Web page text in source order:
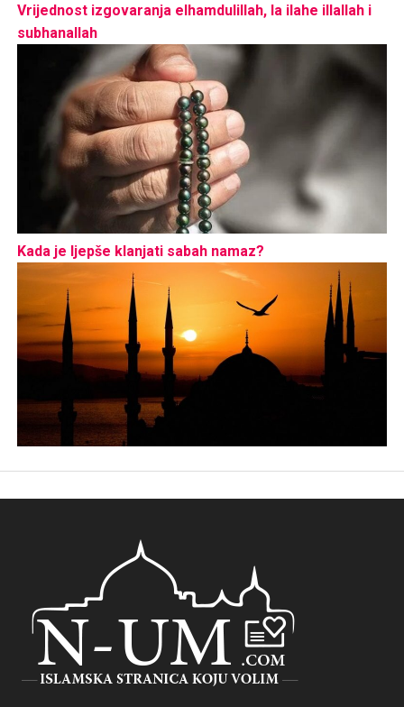
Vrijednost izgovaranja elhamdulillah, la ilahe illallah i
subhanallah
Kada je ljepše klanjati sabah namaz?